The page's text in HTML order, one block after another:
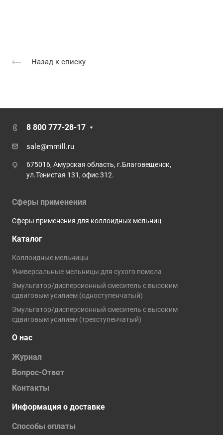
Назад к списку
8 800 777-28-17
sale@mmill.ru
675016, Амурская область, г.Благовещенск,
ул.Тенистая 131, офис 312.
Сферы применения
Сферы применения для коллоидных мельниц
Каталог
Коллоидные мельницы
Универсальные мельницы для сухого помола
Эмульгатор/дисперсионный смеситель с высоким
сдвиговым усилием (одноступенчатый)
Эмульгатор/дисперсионный смеситель с высоким
сдвиговым усилием (трехступенчатый)
О нас
Журнал
Вопрос-Ответ
Контакты
Информация о доставке
Способы оплаты